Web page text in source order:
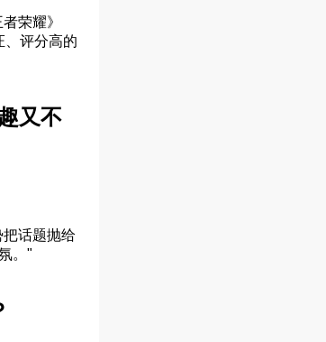
荣耀》
、评分高的
又不
把话题抛给
。"